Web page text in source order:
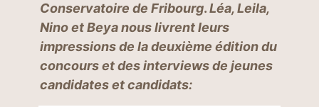
Conservatoire de Fribourg.Léa, Leila,
Nino et Beya nous livrent leurs
impressions de la deuxième édition du
concours et des interviews de jeunes
candidates et candidats: